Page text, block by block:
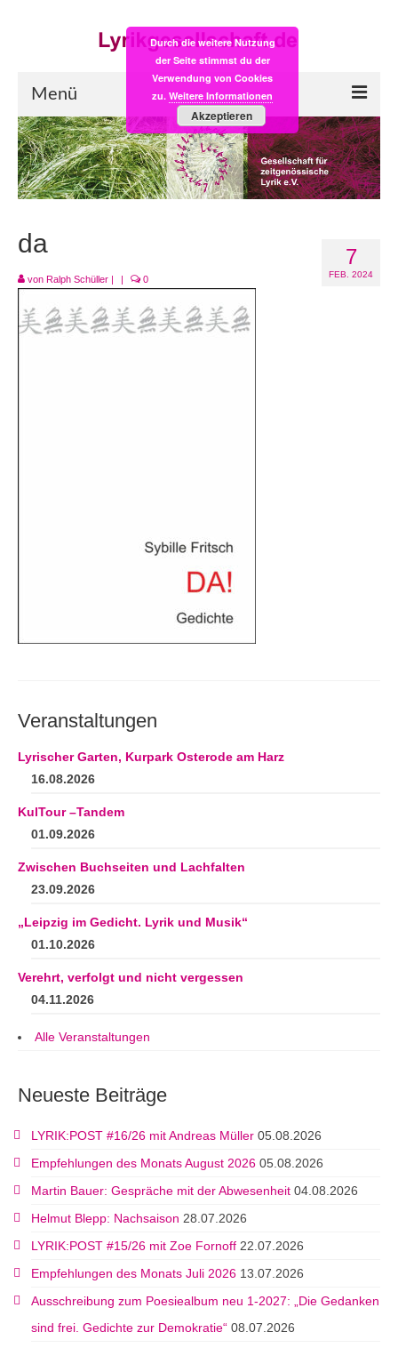
Menü
Start
LYRIK:POST
Einkaufsladen
Empfehlung des Monats
Videos
Lyrikschaufenster im Literaturhaus Leipzig
7
FEB. 2024
da
von Ralph Schüller | | 0
Veranstaltungen
Lyrischer Garten, Kurpark Osterode am Harz
16.08.2026
KulTour –Tandem
01.09.2026
Zwischen Buchseiten und Lachfalten
23.09.2026
„Leipzig im Gedicht. Lyrik und Musik“
01.10.2026
Verehrt, verfolgt und nicht vergessen
04.11.2026
Alle Veranstaltungen
Neueste Beiträge
LYRIK:POST #16/26 mit Andreas Müller 05.08.2026
Empfehlungen des Monats August 2026 05.08.2026
Martin Bauer: Gespräche mit der Abwesenheit 04.08.2026
Helmut Blepp: Nachsaison 28.07.2026
LYRIK:POST #15/26 mit Zoe Fornoff 22.07.2026
Empfehlungen des Monats Juli 2026 13.07.2026
Ausschreibung zum Poesiealbum neu 1-2027: „Die Gedanken
sind frei. Gedichte zur Demokratie“ 08.07.2026
Durch die weitere Nutzung
der Seite stimmst du der
Verwendung von Cookies
zu. Weitere Informationen
Akzeptieren